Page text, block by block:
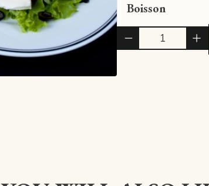
Boisson